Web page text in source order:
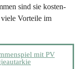
sind sie kosten-
Vorteile im
mit PV